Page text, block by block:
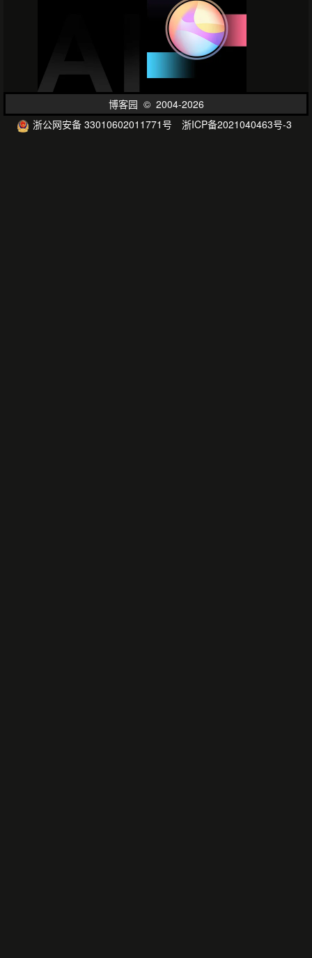
博客园 © 2004-2026
浙公网安备 33010602011771号
浙ICP备2021040463号-3